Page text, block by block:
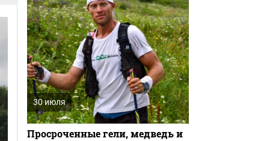
30 июля
Просроченные гели, медведь и